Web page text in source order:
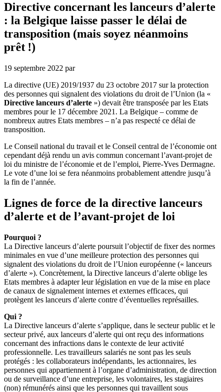
Directive concernant les lanceurs d’alerte
: la Belgique laisse passer le délai de
transposition (mais soyez néanmoins
prêt !)
19 septembre 2022 par
La directive (UE) 2019/1937 du 23 octobre 2017 sur la protection
des personnes qui signalent des violations du droit de l’Union (la «
Directive lanceurs d’alerte ») devait être transposée par les Etats
membres pour le 17 décembre 2021. La Belgique – comme de
nombreux autres Etats membres – n’a pas respecté ce délai de
transposition.
Le Conseil national du travail et le Conseil central de l’économie ont
cependant déjà rendu un avis commun concernant l’avant-projet de
loi du ministre de l’économie et de l’emploi, Pierre-Yves Dermagne.
Le vote d’une loi se fera néanmoins probablement attendre jusqu’à
la fin de l’année.
Lignes de force de la directive lanceurs
d’alerte et de l’avant-projet de loi
Pourquoi ?
La Directive lanceurs d’alerte poursuit l’objectif de fixer des normes
minimales en vue d’une meilleure protection des personnes qui
signalent des violations du droit de l’Union européenne (« lanceurs
d’alerte »). Concrètement, la Directive lanceurs d’alerte oblige les
Etats membres à adapter leur législation en vue de la mise en place
de canaux de signalement internes et externes efficaces, qui
protègent les lanceurs d’alerte contre d’éventuelles représailles.
Qui ?
La Directive lanceurs d’alerte s’applique, dans le secteur public et le
secteur privé, aux lanceurs d’alerte qui ont reçu des informations
concernant des infractions dans le contexte de leur activité
professionnelle. Les travailleurs salariés ne sont pas les seuls
protégés : les collaborateurs indépendants, les actionnaires, les
personnes qui appartiennent à l’organe d’administration, de direction
ou de surveillance d’une entreprise, les volontaires, les stagiaires
(non) rémunérés ainsi que les personnes qui travaillent sous